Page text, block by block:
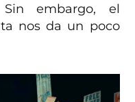
Sin embargo, el
nos da un poco